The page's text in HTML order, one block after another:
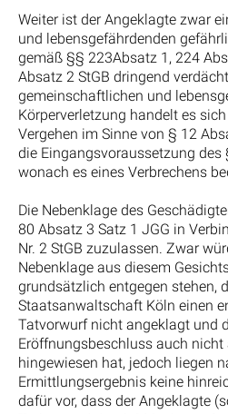
Weiter ist der Angeklagte zwar
und lebensgefährdenden
gemäß §§ 223Absatz 1, 224
Absatz 2 StGB dringend
gemeinschaftlichen und
Körperverletzung handelt es
Vergehen im Sinne von § 12
die Eingangsvoraussetzung des
wonach es eines Verbrechens
Die Nebenklage des
80 Absatz 3 Satz 1 JGG in
Nr. 2 StGB zuzulassen. Zwar
Nebenklage aus diesem
grundsätzlich entgegen stehen,
Staatsanwaltschaft Köln einen
Tatvorwurf nicht angeklagt und
Eröffnungsbeschluss auch nicht
hingewiesen hat, jedoch liegen
Ermittlungsergebnis keine
dafür vor, dass der Angeklagte